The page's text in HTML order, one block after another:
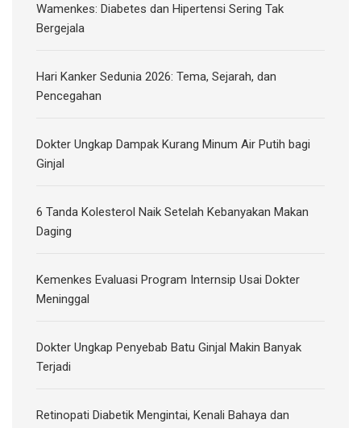
Wamenkes: Diabetes dan Hipertensi Sering Tak
Bergejala
Hari Kanker Sedunia 2026: Tema, Sejarah, dan
Pencegahan
Dokter Ungkap Dampak Kurang Minum Air Putih bagi
Ginjal
6 Tanda Kolesterol Naik Setelah Kebanyakan Makan
Daging
Kemenkes Evaluasi Program Internsip Usai Dokter
Meninggal
Dokter Ungkap Penyebab Batu Ginjal Makin Banyak
Terjadi
Retinopati Diabetik Mengintai, Kenali Bahaya dan